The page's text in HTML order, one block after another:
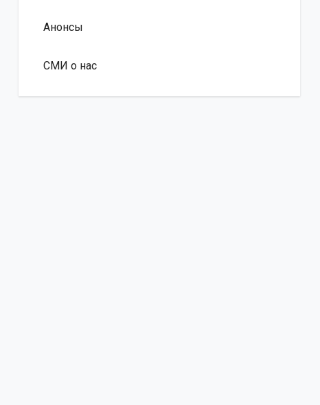
Анонсы
СМИ о нас